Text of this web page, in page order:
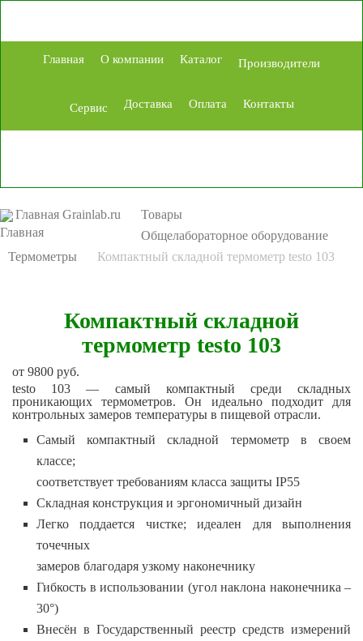
Главная О компании Каталог Производители
Сервис Доставка Оплата Контакты
Главная Grainlab.ru
Товары
Общелабораторное оборудование
Термометры
Компактный складной термометр testo 103
Компактный складной
термометр testo 103
от 9800 руб.
testo 103 — самый компактный среди складных
проникающих термометров. Он идеально подходит для
контрольных замеров температуры в пищевой отрасли.
Самый компактный складной термометр в своем
классе;
соответствует требованиям класса защиты IP55
Складная конструкция и эргономичный дизайн
Легко поддается чистке; идеален для выполнения
точечных
замеров благодаря узкому наконечнику
Гибкость в использовании (угол наклона наконечника –
30°)
Внесён в Государственный реестр средств измерений